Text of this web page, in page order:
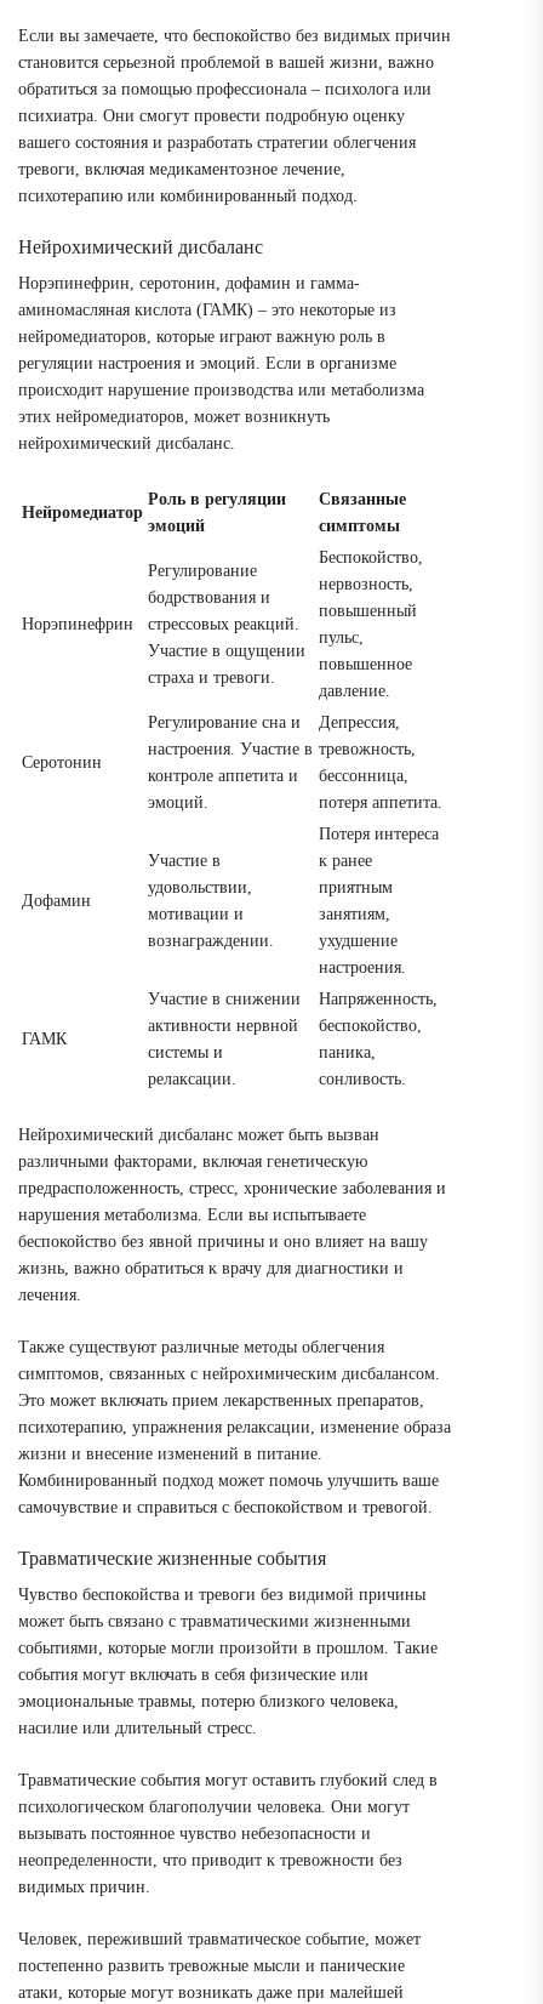
Если вы замечаете, что беспокойство без видимых причин
становится серьезной проблемой в вашей жизни, важно
обратиться за помощью профессионала – психолога или
психиатра. Они смогут провести подробную оценку
вашего состояния и разработать стратегии облегчения
тревоги, включая медикаментозное лечение,
психотерапию или комбинированный подход.
Нейрохимический дисбаланс
Норэпинефрин, серотонин, дофамин и гамма-
аминомасляная кислота (ГАМК) – это некоторые из
нейромедиаторов, которые играют важную роль в
регуляции настроения и эмоций. Если в организме
происходит нарушение производства или метаболизма
этих нейромедиаторов, может возникнуть
нейрохимический дисбаланс.
Нейромедиатор
Роль в регуляции
эмоций
Связанные
симптомы
Норэпинефрин
Регулирование
бодрствования и
стрессовых реакций.
Участие в ощущении
страха и тревоги.
Беспокойство,
нервозность,
повышенный
пульс,
повышенное
давление.
Серотонин
Регулирование сна и
настроения. Участие в
контроле аппетита и
эмоций.
Депрессия,
тревожность,
бессонница,
потеря аппетита.
Дофамин
Участие в
удовольствии,
мотивации и
вознаграждении.
Потеря интереса
к ранее
приятным
занятиям,
ухудшение
настроения.
ГАМК
Участие в снижении
активности нервной
системы и
релаксации.
Напряженность,
беспокойство,
паника,
сонливость.
Нейрохимический дисбаланс может быть вызван
различными факторами, включая генетическую
предрасположенность, стресс, хронические заболевания и
нарушения метаболизма. Если вы испытываете
беспокойство без явной причины и оно влияет на вашу
жизнь, важно обратиться к врачу для диагностики и
лечения.
Также существуют различные методы облегчения
симптомов, связанных с нейрохимическим дисбалансом.
Это может включать прием лекарственных препаратов,
психотерапию, упражнения релаксации, изменение образа
жизни и внесение изменений в питание.
Комбинированный подход может помочь улучшить ваше
самочувствие и справиться с беспокойством и тревогой.
Травматические жизненные события
Чувство беспокойства и тревоги без видимой причины
может быть связано с травматическими жизненными
событиями, которые могли произойти в прошлом. Такие
события могут включать в себя физические или
эмоциональные травмы, потерю близкого человека,
насилие или длительный стресс.
Травматические события могут оставить глубокий след в
психологическом благополучии человека. Они могут
вызывать постоянное чувство небезопасности и
неопределенности, что приводит к тревожности без
видимых причин.
Человек, переживший травматическое событие, может
постепенно развить тревожные мысли и панические
атаки, которые могут возникать даже при малейшей